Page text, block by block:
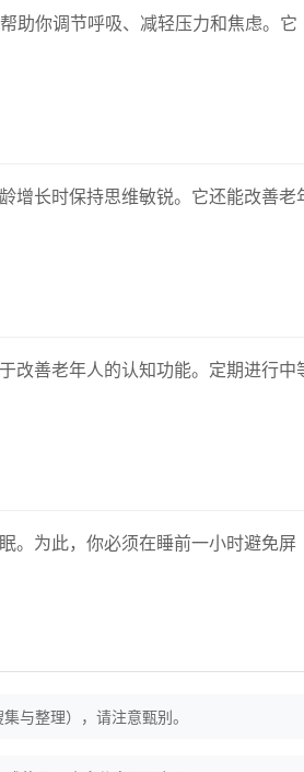
你调节呼吸、减轻压力和焦虑。它
增长时保持思维敏锐。它还能改善老
改善老年人的认知功能。定期进行中
。为此，你必须在睡前一小时避免屏
与整理），请注意甄别。